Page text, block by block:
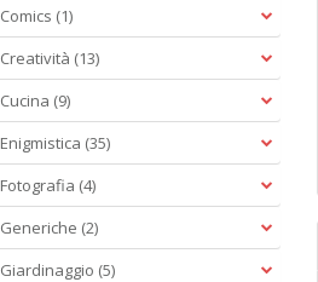
Comics (1)
Creatività (13)
Cucina (9)
Enigmistica (35)
Fotografia (4)
Generiche (2)
Giardinaggio (5)